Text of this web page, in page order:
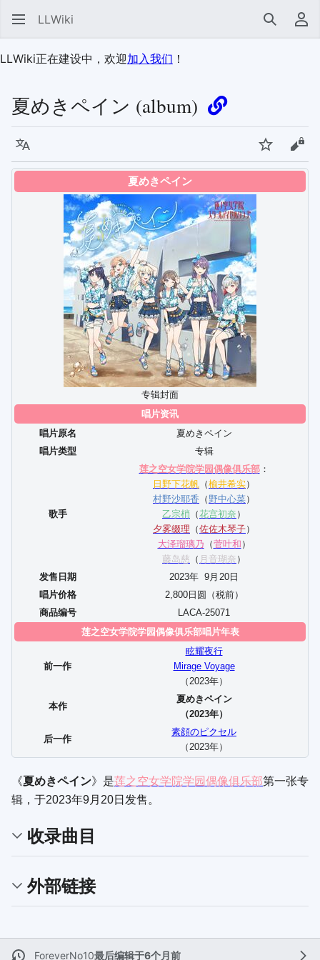
LLWiki 搜索 用
LLWiki正在建设中，欢迎加入我们 ！
夏めきペイン (album)
语言 监视 查
夏めきペイン
专辑封面
唱片资讯
唱片原名
夏めきペイン
唱片类型
专辑
歌手
莲之空女学院学园偶像俱乐部：
日野下花帆 （榆井希实）
村野沙耶香 （ 野中心菜）
乙宗梢 （花宫初奈 ）
夕雾缀理 （佐佐木琴子）
大泽瑠璃乃 （菅叶和 ）
藤岛慈 （ 月音瑚奈 ）
发售日期
2023年 9月 20日
唱片价格
2,800日圆（税前）
商品编号
LACA-25071
莲之空女学院学园偶像俱乐部唱片年表
前一作
眩耀夜行
Mirage Voyage
（2023年）
本作
夏めきペイン
（2023年）
后一作
素顔のピクセル
（2023年）
《夏めきペイン》是莲之空女学院学园偶像俱乐部第一张专
辑，于2023年9月20日发售。
收录曲目
外部链接
ForeverNo10最后编辑于6个月前